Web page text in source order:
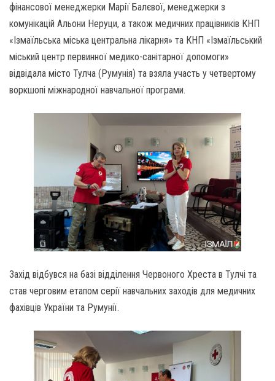
фінансової менеджерки Марії Балєвої, менеджерки з
комунікацій Альони Неруци, а також медичних працівників КНП
«Ізмаїльська міська центральна лікарня» та КНП «Ізмаїльський
міський центр первинної медико-санітарної допомоги»
відвідала місто Тулча (Румунія) та взяла участь у четвертому
воркшопі міжнародної навчальної програми.
Захід відбувся на базі відділення Червоного Хреста в Тулчі та
став черговим етапом серії навчальних заходів для медичних
фахівців України та Румунії.